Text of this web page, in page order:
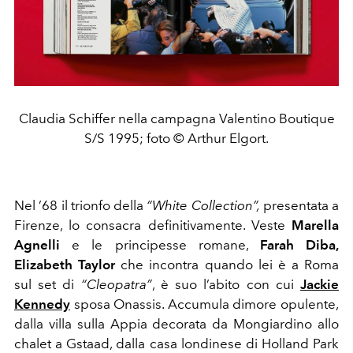
Claudia Schiffer nella campagna Valentino Boutique
S/S 1995; foto © Arthur Elgort.
Nel ’68 il trionfo della “White Collection”, presentata a
Firenze, lo consacra definitivamente. Veste Marella
Agnelli e le principesse romane, Farah Diba,
Elizabeth Taylorche incontra quando lei è a Roma
sul set di “Cleopatra”, è suo l’abito con cuiJackie
Kennedy sposa Onassis. Accumula dimore opulente,
dalla villa sulla Appia decorata da Mongiardino allo
chalet a Gstaad, dalla casa londinese di Holland Park